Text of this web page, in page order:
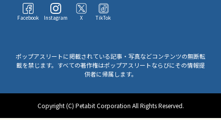
Facebook Instagram X TikTok
ポップアスリートに掲載されている記事・写真などコンテンツの無断転
載を禁じます。すべての著作権はポップアスリートならびにその情報提
供者に帰属します。
Copyright (C) Petabit Corporation All Rights Reserved.